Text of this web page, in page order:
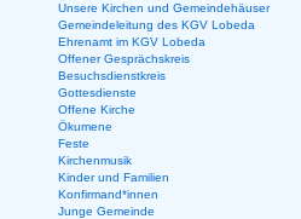
Unsere Kirchen und Gemeindehäuser
Gemeindeleitung des KGV Lobeda
Ehrenamt im KGV Lobeda
Offener Gesprächskreis
Besuchsdienstkreis
Gottesdienste
Offene Kirche
Ökumene
Feste
Kirchenmusik
Kinder und Familien
Konfirmand*innen
Junge Gemeinde